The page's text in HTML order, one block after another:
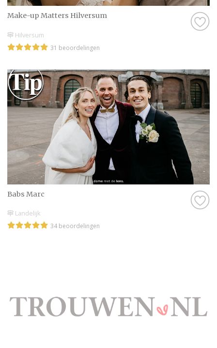
Make-up Matters Hilversum
Hilversum
31 beoordelingen
Babs Marc
Landelijk
34 beoordelingen